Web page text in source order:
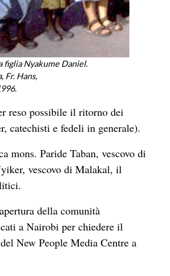
figlia Nyakume Daniel.
Fr. Hans,
reso possibile il ritorno dei
catechisti e fedeli in generale).
mons. Paride Taban, vescovo di
vescovo di Malakal, il
della comunità
a Nairobi per chiedere il
New People Media Centre a